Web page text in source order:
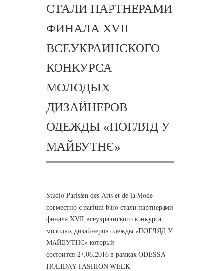
СТАЛИ ПАРТНЕРАМИ
ФИНАЛА XVII
ВСЕУКРАИНСКОГО
КОНКУРСА
МОЛОДЫХ
ДИЗАЙНЕРОВ
ОДЕЖДЫ «ПОГЛЯД У
МАЙБУТНЄ»
Studio Parisien des Arts et de la Mode
совместно с parfum büro стали партнерами
финала XVII всеукраинского конкурса
молодых дизайнеров одежды «ПОГЛЯД У
МАЙБУТНЄ» который
состоится 27.06.2016 в рамках ODESSA
HOLIDAY FASHION WEEK